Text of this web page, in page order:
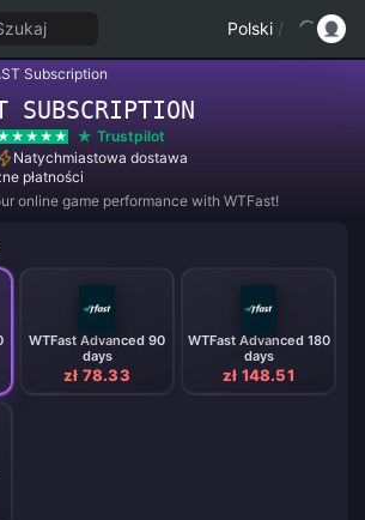
Polski /
Subscription
SUBSCRIPTION
Trustpilot
Natychmiastowa dostawa
płatności
online game performance with WTFast!
WTFast Advanced 90
days
zł 78.33
WTFast Advanced 180
days
zł 148.51